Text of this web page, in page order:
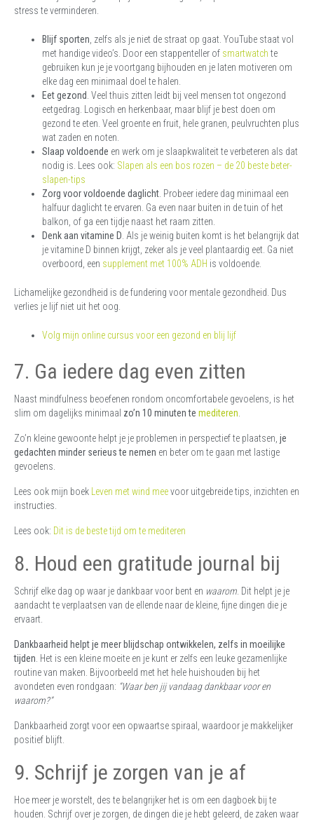
stress te verminderen.
Blijf sporten, zelfs als je niet de straat op gaat. YouTube staat vol
met handige video’s. Door een stappenteller of smartwatch te
gebruiken kun je je voortgang bijhouden en je laten motiveren om
elke dag een minimaal doel te halen.
Eet gezond. Veel thuis zitten leidt bij veel mensen tot ongezond
eetgedrag. Logisch en herkenbaar, maar blijf je best doen om
gezond te eten. Veel groente en fruit, hele granen, peulvruchten plus
wat zaden en noten.
Slaap voldoende en werk om je slaapkwaliteit te verbeteren als dat
nodig is. Lees ook: Slapen als een bos rozen – de 20 beste beter-
slapen-tips
Zorg voor voldoende daglicht. Probeer iedere dag minimaal een
halfuur daglicht te ervaren. Ga even naar buiten in de tuin of het
balkon, of ga een tijdje naast het raam zitten.
Denk aan vitamine D. Als je weinig buiten komt is het belangrijk dat
je vitamine D binnen krijgt, zeker als je veel plantaardig eet. Ga niet
overboord, een supplement met 100% ADH is voldoende.
Lichamelijke gezondheid is de fundering voor mentale gezondheid. Dus
verlies je lijf niet uit het oog.
Volg mijn online cursus voor een gezond en blij lijf
7. Ga iedere dag even zitten
Naast mindfulness beoefenen rondom oncomfortabele gevoelens, is het
slim om dagelijks minimaal zo’n 10 minuten te mediteren.
Zo’n kleine gewoonte helpt je je problemen in perspectief te plaatsen, je
gedachten minder serieus te nemen en beter om te gaan met lastige
gevoelens.
Lees ook mijn boek Leven met wind meevoor uitgebreide tips, inzichten en
instructies.
Lees ook: Dit is de beste tijd om te mediteren
8. Houd een gratitude journal bij
Schrijf elke dag op waar je dankbaar voor bent en waarom. Dit helpt je je
aandacht te verplaatsen van de ellende naar de kleine, fijne dingen die je
ervaart.
Dankbaarheid helpt je meer blijdschap ontwikkelen, zelfs in moeilijke
tijden. Het is een kleine moeite en je kunt er zelfs een leuke gezamenlijke
routine van maken. Bijvoorbeeld met het hele huishouden bij het
avondeten even rondgaan: “Waar ben jij vandaag dankbaar voor en
waarom?”
Dankbaarheid zorgt voor een opwaartse spiraal, waardoor je makkelijker
positief blijft.
9. Schrijf je zorgen van je af
Hoe meer je worstelt, des te belangrijker het is om een dagboek bij te
houden. Schrijf over je zorgen, de dingen die je hebt geleerd, de zaken waar